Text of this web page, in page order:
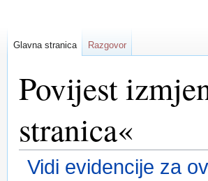
Povijest
stranica«
Vidi evidencije za
Glavna stranica Razgovor